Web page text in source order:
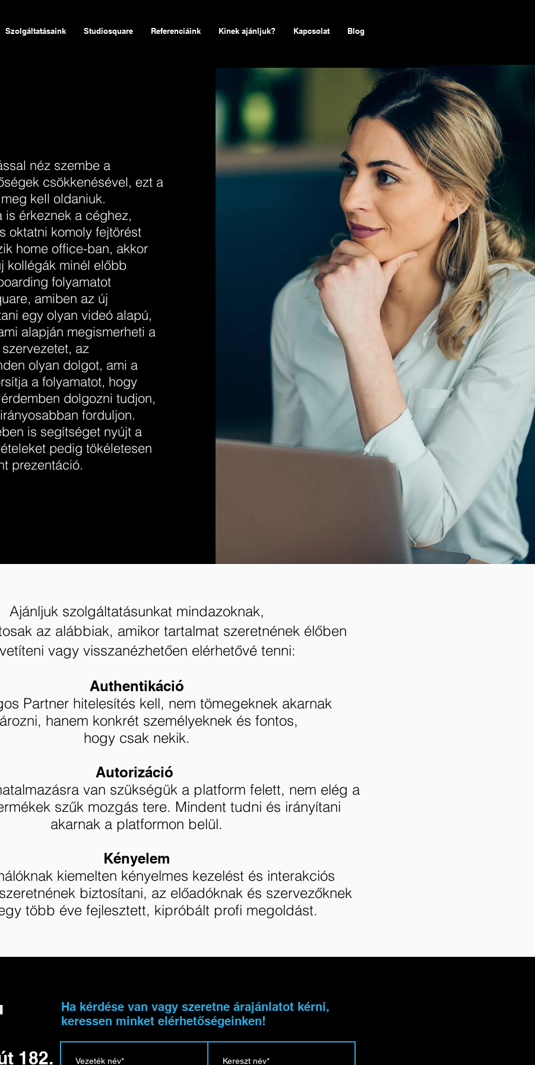
Szolgáltatásaink Studiosquare Referenciáink Kinek ajánljuk? Kapcsolat Blog
néz szembe a
csökkenésével, ezt a
kell oldaniuk.
érkeznek a céghez,
oktatni komoly fejtörést
home office-ban, akkor
kollégák minél előbb
folyamatot
amiben az új
egy olyan videó alapú,
alapján megismerheti a
az
olyan dolgot, ami a
a folyamatot, hogy
dolgozni tudjon,
forduljon.
is segítséget nyújt a
pedig tökéletesen
prezentáció.
Ajánljuk szolgáltatásunkat mindazoknak,
az alábbiak, amikor tartalmat szeretnének élőben
vagy visszanézhetően elérhetővé tenni:
Authentikáció
Partner hitelesítés kell, nem tömegeknek akarnak
hanem konkrét személyeknek és fontos,
hogy csak nekik.
Autorizáció
van szükségük a platform felett, nem elég a
szűk mozgás tere. Mindent tudni és irányítani
akarnak a platformon belül.
Kényelem
kiemelten kényelmes kezelést és interakciós
biztosítani, az előadóknak és szervezőknek
több éve fejlesztett, kipróbált profi megoldást.
182.
Ha kérdése van vagy szeretne árajánlatot kérni,
keressen minket elérhetőségeinken!